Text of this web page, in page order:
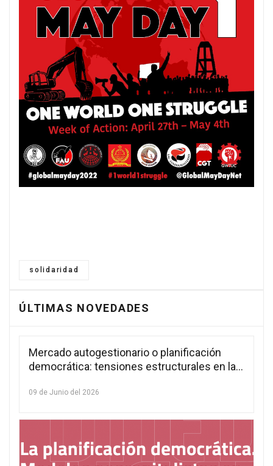
solidaridad
ÚLTIMAS NOVEDADES
Mercado autogestionario o planificación
democrática: tensiones estructurales en la
09 de Junio del 2026